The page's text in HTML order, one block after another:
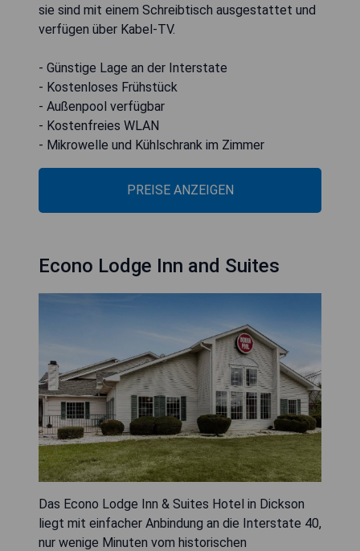
sie sind mit einem Schreibtisch ausgestattet und
verfügen über Kabel-TV.
- Günstige Lage an der Interstate
- Kostenloses Frühstück
- Außenpool verfügbar
- Kostenfreies WLAN
- Mikrowelle und Kühlschrank im Zimmer
PREISE ANZEIGEN
Econo Lodge Inn and Suites
Das Econo Lodge Inn & Suites Hotel in Dickson
liegt mit einfacher Anbindung an die Interstate 40,
nur wenige Minuten vom historischen